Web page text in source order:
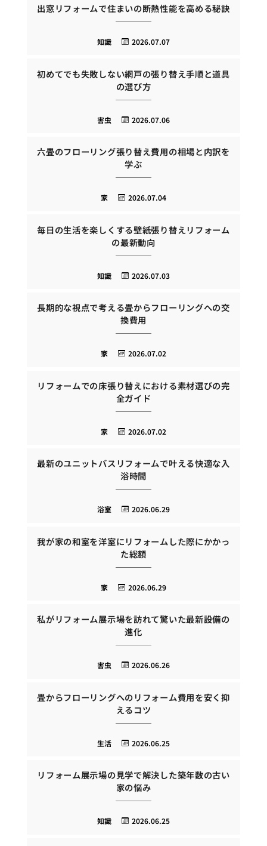
出窓リフォームで住まいの断熱性能を高める秘訣
2026.07.07
知識
初めてでも失敗しない網戸の張り替え手順と道具
の選び方
2026.07.06
害虫
六畳のフローリング張り替え費用の相場と内訳を
学ぶ
2026.07.04
家
毎日の生活を楽しくする壁紙張り替えリフォーム
の最新動向
2026.07.03
知識
長期的な視点で考える畳からフローリングへの交
換費用
2026.07.02
家
リフォームでの床張り替えにおける素材選びの完
全ガイド
2026.07.02
家
最新のユニットバスリフォームで叶える快適な入
浴時間
2026.06.29
浴室
我が家の和室を洋室にリフォームした際にかかっ
た総額
2026.06.29
家
私がリフォーム展示場を訪れて驚いた最新設備の
進化
2026.06.26
害虫
畳からフローリングへのリフォーム費用を安く抑
えるコツ
2026.06.25
生活
リフォーム展示場の見学で解決した築年数の古い
家の悩み
2026.06.25
知識